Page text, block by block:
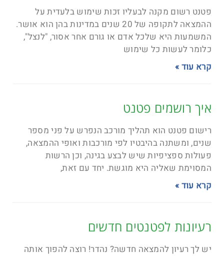
פטנט רשום מקנה לבעליו זכות שימוש בלעדית על
ההמצאה לתקופה של 20 שנים במדינות בהן הוא אושר.
המשמעות היא שלכל אדם או גורם אחר אסור, "לנצל",
כלומר לעשות כל שימוש
קרא עוד »
איך רושמים פטנט
רישום פטנט הוא תהליך מורכב הנפרש על פני מספר
שנים, ומשתנה בהיבטיו לפי מורכבות ואופי ההמצאה,
פעולות ספציפיות שיש לבצע בגינה, וכן הרשות
המסוימת שאליה היא מוגשת. יחד עם זאת,
קרא עוד »
רעיונות לפטנטים חדשים
יש לך רעיון להמצאה חדשה? נהדר! רוצה להפוך אותה